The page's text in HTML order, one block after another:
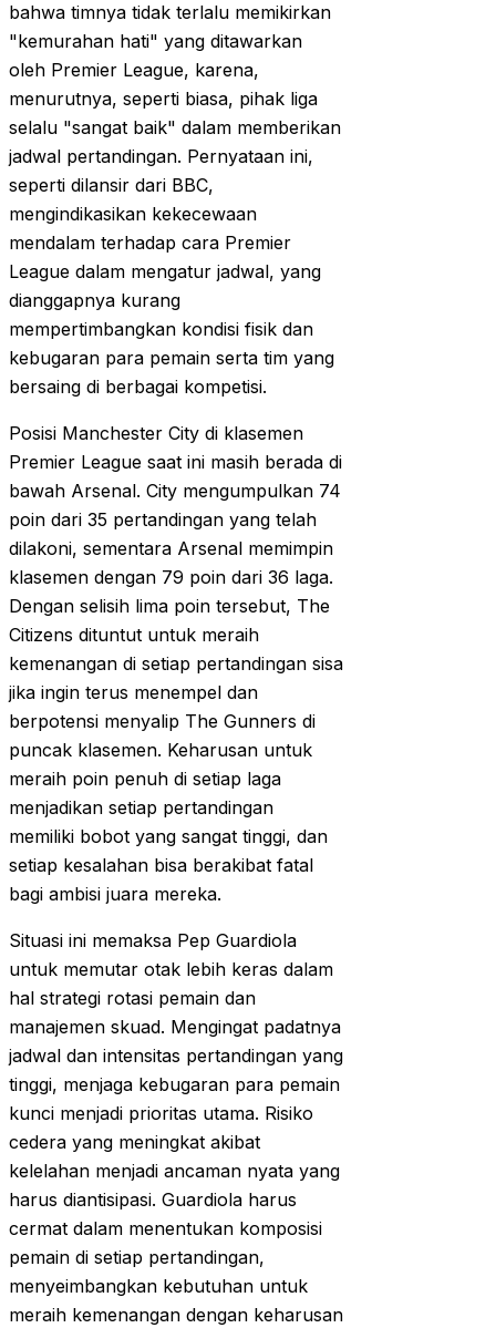
bahwa timnya tidak terlalu memikirkan
"kemurahan hati" yang ditawarkan
oleh Premier League, karena,
menurutnya, seperti biasa, pihak liga
selalu "sangat baik" dalam memberikan
jadwal pertandingan. Pernyataan ini,
seperti dilansir dari BBC,
mengindikasikan kekecewaan
mendalam terhadap cara Premier
League dalam mengatur jadwal, yang
dianggapnya kurang
mempertimbangkan kondisi fisik dan
kebugaran para pemain serta tim yang
bersaing di berbagai kompetisi.
Posisi Manchester City di klasemen
Premier League saat ini masih berada di
bawah Arsenal. City mengumpulkan 74
poin dari 35 pertandingan yang telah
dilakoni, sementara Arsenal memimpin
klasemen dengan 79 poin dari 36 laga.
Dengan selisih lima poin tersebut, The
Citizens dituntut untuk meraih
kemenangan di setiap pertandingan sisa
jika ingin terus menempel dan
berpotensi menyalip The Gunners di
puncak klasemen. Keharusan untuk
meraih poin penuh di setiap laga
menjadikan setiap pertandingan
memiliki bobot yang sangat tinggi, dan
setiap kesalahan bisa berakibat fatal
bagi ambisi juara mereka.
Situasi ini memaksa Pep Guardiola
untuk memutar otak lebih keras dalam
hal strategi rotasi pemain dan
manajemen skuad. Mengingat padatnya
jadwal dan intensitas pertandingan yang
tinggi, menjaga kebugaran para pemain
kunci menjadi prioritas utama. Risiko
cedera yang meningkat akibat
kelelahan menjadi ancaman nyata yang
harus diantisipasi. Guardiola harus
cermat dalam menentukan komposisi
pemain di setiap pertandingan,
menyeimbangkan kebutuhan untuk
meraih kemenangan dengan keharusan